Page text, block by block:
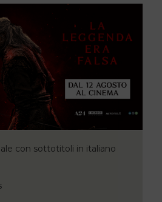
con sottotitoli in italiano